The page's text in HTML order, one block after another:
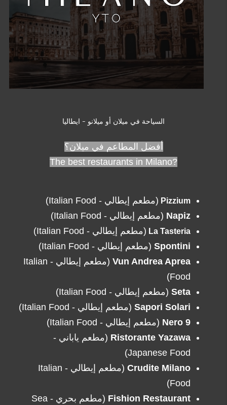
السياحة في ميلان أو ميلانو - ايطاليا
أفضل المطاعم في ميلان؟
?The best restaurants in Milano
Pizzium (مطعم إيطالي - Italian Food)
Napiz (مطعم إيطالي - Italian Food)
La Tasteria (مطعم إيطالي - Italian Food)
Spontini (مطعم إيطالي - Italian Food)
Vun Andrea Aprea
(مطعم إيطالي - Italian
Food)
Seta (مطعم إيطالي - Italian Food)
Sapori Solari (مطعم إيطالي - Italian Food)
Nero 9 (مطعم إيطالي - Italian Foo d)
Ristorante Yazawa (مطعم ياباني -
Japanese Food)
Crudite Milano
(مطعم إيطالي - Italian
Food)
Fishion Restaurant
(مطعم بحري - Sea